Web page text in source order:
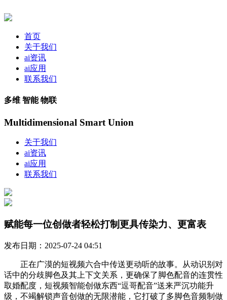
首页
关于我们
ai资讯
ai应用
联系我们
多维 智能 物联
Multidimensional Smart Union
关于我们
ai资讯
ai应用
联系我们
赋能每一位创做者轻松打制更具传染力、更富表
发布日期：2025-07-24 04:51
正在广漠的短视频六合中传送更动听的故事。从动识别对
话中的分歧脚色及其上下文关系，更确保了脚色配音的连贯性
取婚配度，短视频智能创做东西“逗哥配音”送来严沉功能升
级，不竭解锁声音创做的无限潜能，它打破了多脚色音频制做